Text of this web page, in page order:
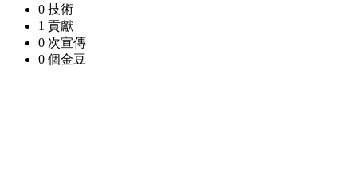
0 技術
1 貢獻
0 次宣傳
0 個金豆